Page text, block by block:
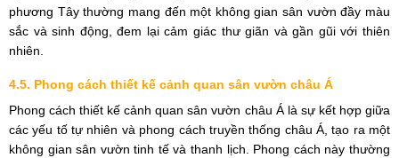
phương Tây thường mang đến một không gian sân vườn đầy màu
sắc và sinh động, đem lại cảm giác thư giãn và gần gũi với thiên
nhiên.
4.5. Phong cách thiết kế cảnh quan sân vườn châu Á
Phong cách thiết kế cảnh quan sân vườn châu Á là sự kết hợp giữa
các yếu tố tự nhiên và phong cách truyền thống châu Á, tạo ra một
không gian sân vườn tinh tế và thanh lịch. Phong cách này thường